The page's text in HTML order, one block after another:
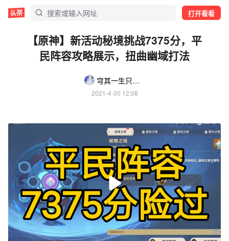
打开看看
【原神】新活动秘境挑战7375分，平
民阵容攻略展示，扭曲幽域打法
穹其一生只因悠你
2021-4-30 12:08